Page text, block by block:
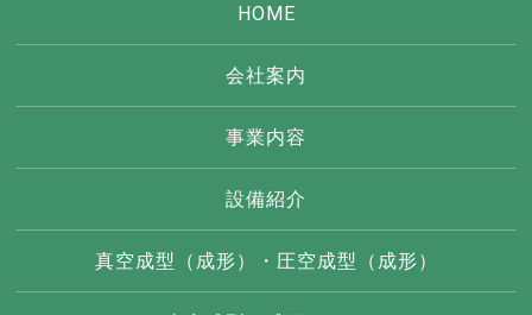
HOME
会社案内
事業内容
設備紹介
真空成型（成形）・圧空成型（成形）